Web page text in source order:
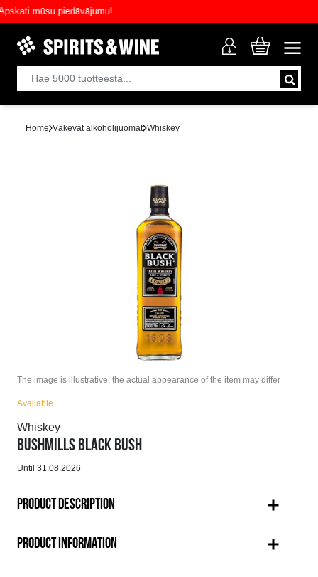
mūsu piedāvājumu!
Home Väkevät alkoholijuomat Whiskey
The image is illustrative, the actual appearance of the item may differ
Available
Whiskey
BUSHMILLS BLACK BUSH
Until 31.08.2026
PRODUCT DESCRIPTION
PRODUCT INFORMATION